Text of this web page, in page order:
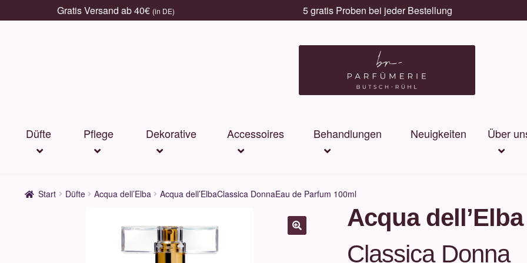
Gratis Versand ab 40€ (in DE) 5 gratis Proben bei jeder Bestellung
Düfte Pflege Dekorative Accessoires Behandlungen Neuigkeiten Über
Start Düfte Acqua dell’Elba Acqua dell’ElbaClassica DonnaEau de Parfum 100ml
Acqua dell’Elba
Classica Donna